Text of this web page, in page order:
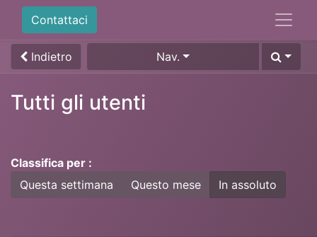
Contattaci
Indietro Nav.
Tutti gli utenti
Classifica per :
Questa settimana
Questo mese In assoluto